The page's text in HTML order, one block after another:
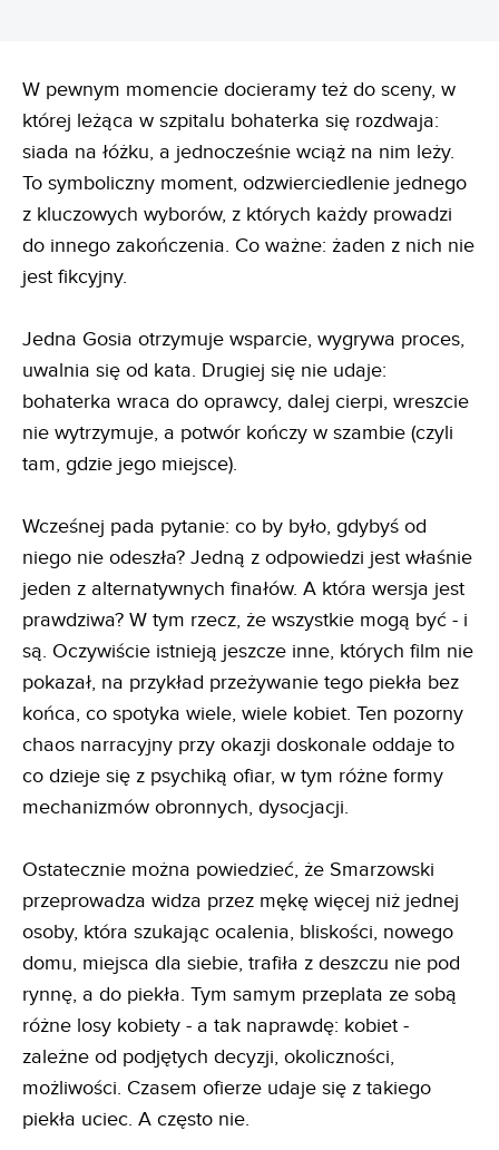
W pewnym momencie docieramy też do sceny, w
której leżąca w szpitalu bohaterka się rozdwaja:
siada na łóżku, a jednocześnie wciąż na nim leży.
To symboliczny moment, odzwierciedlenie jednego
z kluczowych wyborów, z których każdy prowadzi
do innego zakończenia. Co ważne: żaden z nich nie
jest fikcyjny.
Jedna Gosia otrzymuje wsparcie, wygrywa proces,
uwalnia się od kata. Drugiej się nie udaje:
bohaterka wraca do oprawcy, dalej cierpi, wreszcie
nie wytrzymuje, a potwór kończy w szambie (czyli
tam, gdzie jego miejsce).
Wcześnej pada pytanie: co by było, gdybyś od
niego nie odeszła? Jedną z odpowiedzi jest właśnie
jeden z alternatywnych finałów. A która wersja jest
prawdziwa? W tym rzecz, że wszystkie mogą być - i
są. Oczywiście istnieją jeszcze inne, których film nie
pokazał, na przykład przeżywanie tego piekła bez
końca, co spotyka wiele, wiele kobiet. Ten pozorny
chaos narracyjny przy okazji doskonale oddaje to
co dzieje się z psychiką ofiar, w tym różne formy
mechanizmów obronnych, dysocjacji.
Ostatecznie można powiedzieć, że Smarzowski
przeprowadza widza przez mękę więcej niż jednej
osoby, która szukając ocalenia, bliskości, nowego
domu, miejsca dla siebie, trafiła z deszczu nie pod
rynnę, a do piekła. Tym samym przeplata ze sobą
różne losy kobiety - a tak naprawdę: kobiet -
zależne od podjętych decyzji, okoliczności,
możliwości. Czasem ofierze udaje się z takiego
piekła uciec. A często nie.